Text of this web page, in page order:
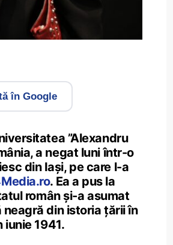
în Google
”Alexandru
a negat luni într-o
din Iași, pe care l-a
. Ea a pus la
român și-a asumat
din istoria țării în
1941.